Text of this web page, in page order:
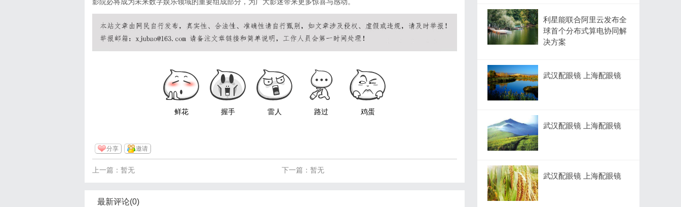
鲜花 握手 雷人 路过 鸡蛋
分享 邀请
下一篇：暂无
上一篇：暂无
最新评论(0)
利星能联合阿里云发布全
球首个分布式算电协同解
决方案
武汉配眼镜 上海配眼镜
武汉配眼镜 上海配眼镜
武汉配眼镜 上海配眼镜